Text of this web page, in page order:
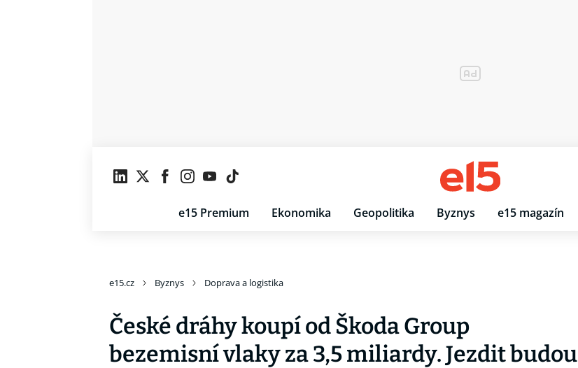
e15 Premium Ekonomika Geopolitika Byznys e15 magazín
e15.cz Byznys Doprava a logistika
České dráhy koupí od Škoda Group
bezemisní vlaky za 3,5 miliardy. Jezdit budou